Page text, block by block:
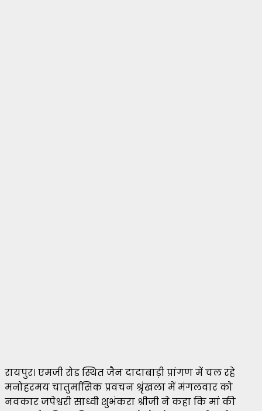
रायपुर। एमजी रोड स्थित जैन दादाबाड़ी प्रांगण में चल रहे
मनोहरमय चातुर्मासिक प्रवचन श्रृंखला में मंगलवार को
नवकार जपेश्वरी साध्वी शुभंकरा श्रीजी ने कहा कि मां की